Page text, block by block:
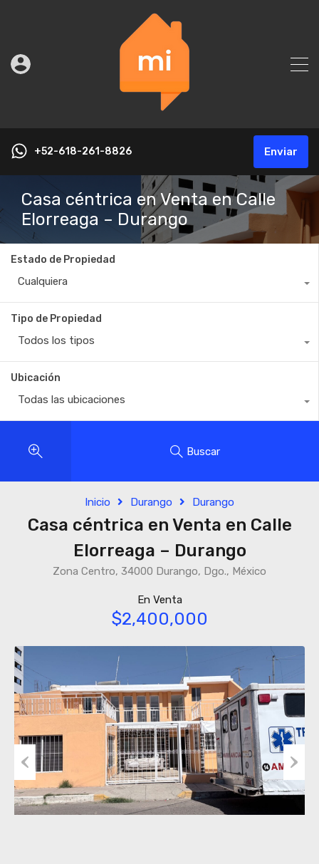
+52-618-261-8826 Enviar
Casa céntrica en Venta en Calle
Elorreaga – Durango
Estado de Propiedad
Cualquiera
Tipo de Propiedad
Todos los tipos
Ubicación
Todas las ubicaciones
Buscar
Inicio Durango Durango
Casa céntrica en Venta en Calle
Elorreaga – Durango
Zona Centro, 34000 Durango, Dgo., México
En Venta
$2,400,000
Previous Next